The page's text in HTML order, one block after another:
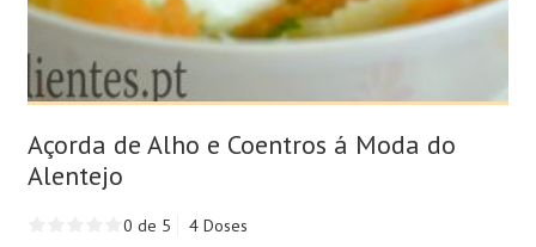
Açorda de Alho e Coentros á Moda do
Alentejo
0 de 5 4 Doses